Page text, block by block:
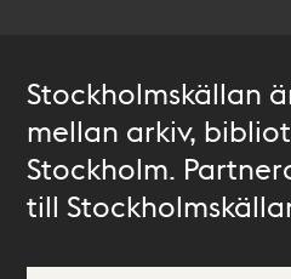
Stockholmskällan
mellan arkiv,
Stockholm.
till